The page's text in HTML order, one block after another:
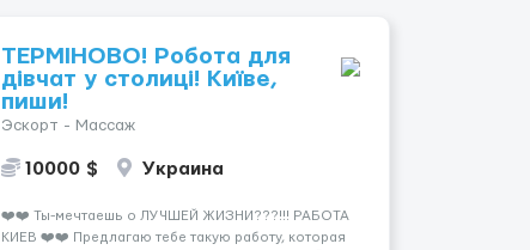
ТЕРМІНОВО! Робота для
дівчат у столиці! Київе,
пиши!
Эскорт - Массаж
10000 $ Украина
❤️❤️ Ты-мечтаешь о ЛУЧШЕЙ ЖИЗНИ???!!! РАБОТА
КИЕВ ❤️❤️ Предлагаю тебе такую работу, которая